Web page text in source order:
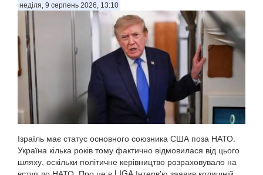
неділя, 9 серпень 2026, 13:10
Ізраїль має статус основного союзника США поза НАТО.
Україна кілька років тому фактично відмовилася від цього
шляху, оскільки політичне керівництво розраховувало на